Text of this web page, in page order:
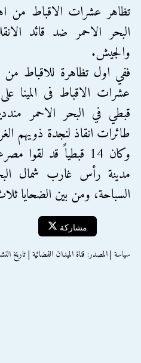
تظاهر عشرات الاقباط من
البحر الاحمر ضد قائد
والجيش.
ففي اول تظاهرة للاقباط
قبطي في البحر الاحمر
طائرات انقاذ لنجدة ذويهم
وكان 14 قبطياً قد
مدينة رأس غارب شمال
السباحة، ومن بين الضحايا
مشاركة
سياسة | المصدر: قناة الميدان الفضائية | تاريخ النشر :